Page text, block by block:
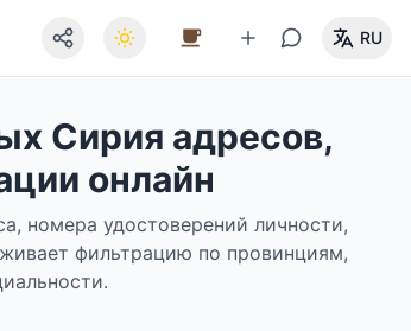
RU
Сирия адресов,
онлайн
номера удостоверений личности,
фильтрацию по провинциям,